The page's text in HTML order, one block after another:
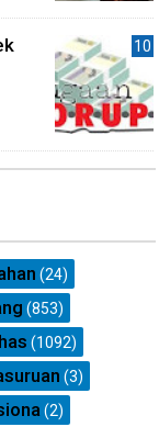
(24)
(853)
(1092)
(3)
(2)